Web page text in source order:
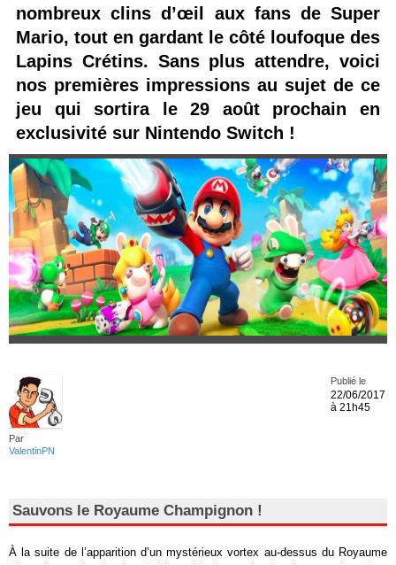
nombreux clins d’œil aux fans de Super
Mario, tout en gardant le côté loufoque des
Lapins Crétins. Sans plus attendre, voici
nos premières impressions au sujet de ce
jeu qui sortira le 29 août prochain en
exclusivité sur Nintendo Switch !
Par
ValentinPN
Publié le
22/06/2017
à 21h45
Sauvons le Royaume Champignon !
À la suite de l’apparition d’un mystérieux vortex au-dessus du Royaume